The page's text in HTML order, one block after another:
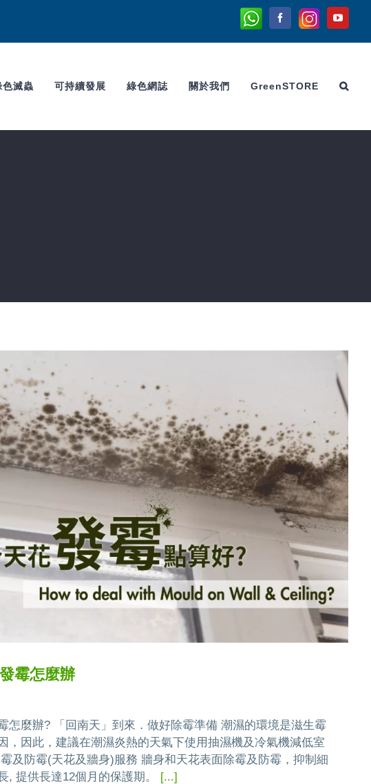
Whatsapp
Facebook
Instagram
色滅蟲 可持續發展 綠色網誌 關於我們 GreenSTORE
霉怎麼辦
怎麼辦? 「回南天」到來．做好除霉準備 潮濕的環境是滋生霉
，因此，建議在潮濕炎熱的天氣下使用抽濕機及冷氣機減低室
及防霉(天花及牆身)服務 牆身和天花表面除霉及防霉，抑制細
, 提供長達12個月的保護期。 [...]